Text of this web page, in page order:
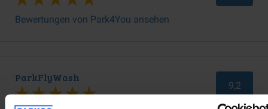
Bewertungen von Park4You ansehen
ParkFlyWash
9,2